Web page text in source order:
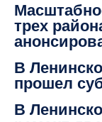
трех
В
прошел
В